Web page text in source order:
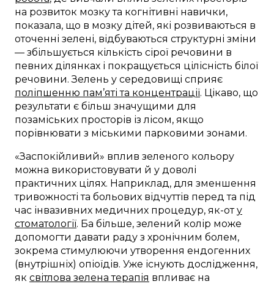
на розвиток мозку та когнітивні навички,
показала, що в мозку дітей, які розвиваються в
оточенні зелені, відбуваються структурні зміни
— збільшується кількість сірої речовини в
певних ділянках і покращується цілісність білої
речовини. Зелень у середовищі сприяє
поліпшенню пам’яті та концентрації. Цікаво, що
результати є більш значущими для
позаміських просторів із лісом, якщо
порівнювати з міськими парковими зонами.
«Заспокійливий» вплив зеленого кольору
можна використовувати й у доволі
практичних цілях. Наприклад, для зменшення
тривожності та больових відчуттів перед та під
час інвазивних медичних процедур, як-оту
стоматології. Ба більше, зелений колір може
допомогти давати раду з хронічним болем,
зокрема стимулюючи утворення ендогенних
(внутрішніх) опіоїдів. Уже існують дослідження,
як світлова зелена терапія впливає на